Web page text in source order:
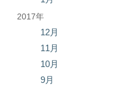
2017年
12月
11月
10月
9月